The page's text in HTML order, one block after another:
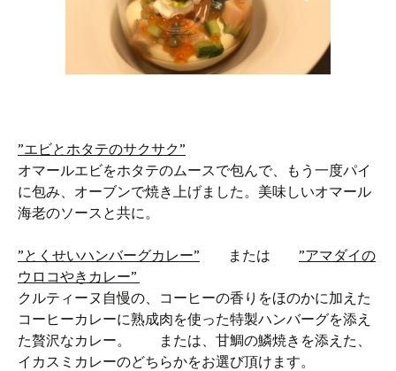
”エビとホタテのサクサク”
オマールエビをホタテのムースで包んで、もう一度パイ
に包み、オーブンで焼き上げました。美味しいオマール
海老のソースと共に。
”とくせいハンバーグカレー” または ”アマダイの
ウロコやきカレー”
クルティーヌ自慢の、コーヒーの香りをほのかに加えた
コーヒーカレーに熟成肉を使った特製ハンバーグを添え
た贅沢なカレー。 または、甘鯛の鱗焼きを添えた、
イカスミカレーのどちらかをお選び頂けます。